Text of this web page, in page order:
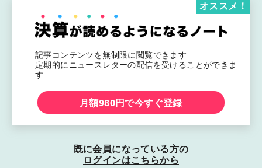
記事コンテンツを無制限に閲覧できます
定期的にニュースレターの配信を受けることができま
す
オススメ！
月額980円で今すぐ登録
既に会員になっている方の
ログインはこちらから